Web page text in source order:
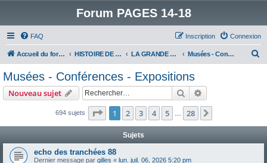
Forum PAGES 14-18
FAQ Connexion
Inscription
Accueil du forum HISTOIRE DE LA GRANDE GUERRE LA GRANDE GUERRE VUE D'AUJOURD'HUI Musées - Conférences - Expositions
Musées - Conférences - Expositions
Nouveau sujet Rechercher
694 sujets Page 1sur28
1 2 3 4 5 28
Sujets
echo des tranchées 88
Dernier message par gilles « lun. juil. 06, 2026 5:20 pm